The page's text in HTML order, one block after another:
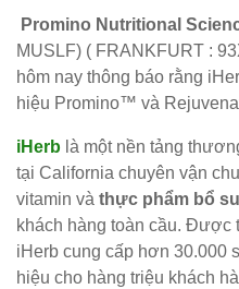
Promino Nutritional
MUSLF) ( FRANKFURT :
hôm nay thông báo rằng
hiệu Promino™ và
iHerb là một nền tảng
tại California chuyên vận
vitamin và thực phẩm bổ
khách hàng toàn cầu. Được
iHerb cung cấp hơn 30.000
hiệu cho hàng triệu khách